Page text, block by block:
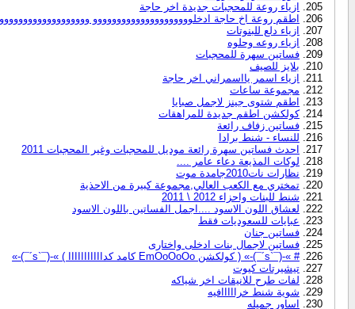
ازياء روعة للمحجبات جديدة اخر حاجة
اطقم روعة اخ حاجة ادخلووووووووووووووووووووو
ازياء دلع للبنوتات
ازياء روعه وحلوه
فساتين سهرة للمحجبات
بلايز للصيف
ازياء اسمر يااسمراني اخر حاجة
مجموعة ساعات
اطقم شتوى جينز لاجمل صبايا
كولكشن اطقم جديدة للمراهقات
فساتين زفاف رائعة
للنساء - شنط برادا‎
احدث فساتين سهرة رائعة موديل للمحجبات وغير المحجبات 2011
لوكات المذيعة دعاء عامر ....
نظارات نات2010جامدة موت
تمختري مع الكعب العالي,مجموعة كبيرة من الاحذية
شنط للبنات واحزاء 2012 \ 2011
لعشاق اللون الاسود ....اجمل الفساتين باللون الاسود
عبايات للسعوديات فقط‎
فساتين جنان
فساتين لاجمال بنات ادخلى واختارى
# »-(¯`s´¯)-» ( كولكشن EmOoOoOo كامد كدااااااااااا ) »-(¯`s´¯)-»
تيشيرتات كيوت
لفات طرح للانيقات اخر شياكه
شوية شنط خرااااافيه
اساور جميله